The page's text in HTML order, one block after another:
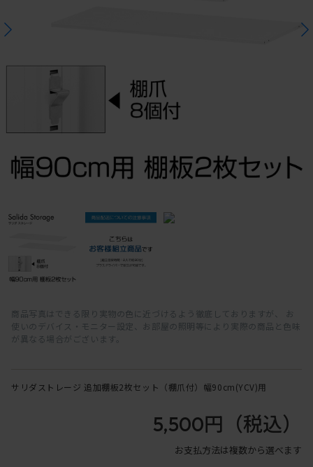
商品写真はできる限り実物の色に近づけるよう徹底しておりますが、 お
使いのデバイス・モニター設定、お部屋の照明等により実際の商品と色味
が異なる場合がございます。
サリダストレージ 追加棚板2枚セット（棚爪付）幅90cm(YCV)用
5,500円 （税込）
お支払方法は複数から選べます